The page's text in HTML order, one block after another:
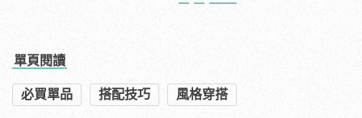
單頁閱讀
必買單品 搭配技巧 風格穿搭